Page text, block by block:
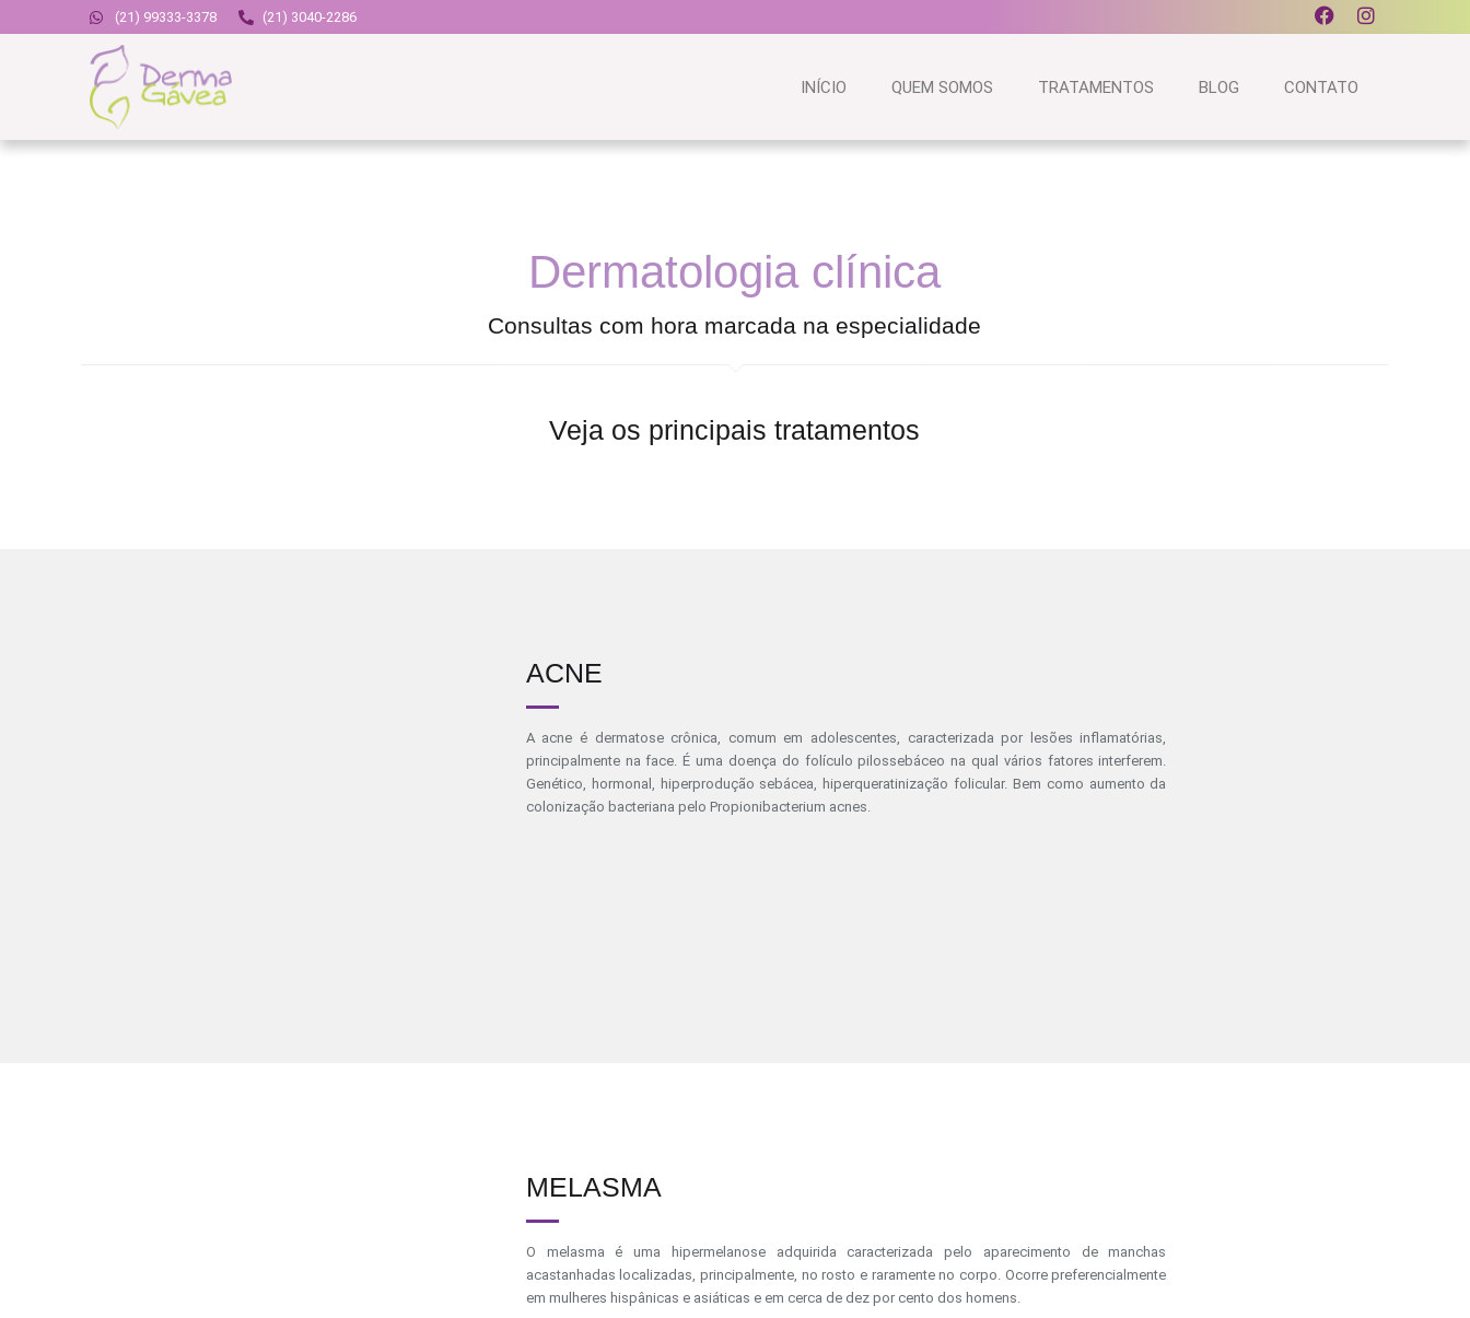
(21) 99333-3378 (21) 3040-2286
INÍCIO QUEM SOMOS TRATAMENTOS BLOG CONTATO
Dermatologia clínica
Consultas com hora marcada na especialidade
Veja os principais tratamentos
ACNE
A acne é dermatose crônica, comum em adolescentes, caracterizada por lesões inflamatórias,
principalmente na face. É uma doença do folículo pilossebáceo na qual vários fatores interferem.
Genético, hormonal, hiperprodução sebácea, hiperqueratinização folicular. Bem como aumento da
colonização bacteriana pelo Propionibacterium acnes.
MELASMA
O melasma é uma hipermelanose adquirida caracterizada pelo aparecimento de manchas
acastanhadas localizadas, principalmente, no rosto e raramente no corpo. Ocorre preferencialmente
em mulheres hispânicas e asiáticas e em cerca de dez por cento dos homens.